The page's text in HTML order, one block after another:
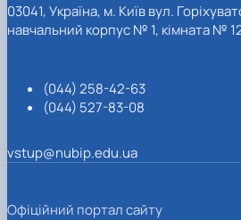
03041, Україна, м. Київ вул.
навчальний корпус № 1, кімната №
(044) 258-42-63
(044) 527-83-08
vstup@nubip.edu.ua
Офіційний портал сайту